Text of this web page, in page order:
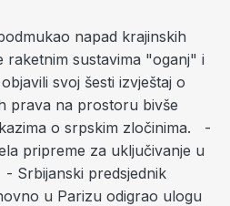
napad krajinskih
raketnim sustavima "oganj" i
svoj šesti izvještaj o
prava na prostoru bivše
o srpskim zločinima. -
pripreme za uključivanje u
Srbijanski predsjednik
u Parizu odigrao ulogu